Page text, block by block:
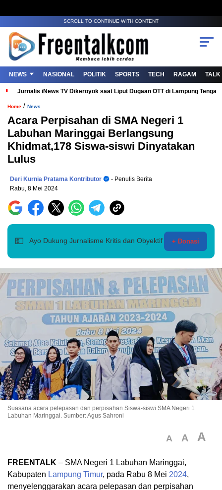
SCROLL TO CONTINUE WITH CONTENT
NEWS NASIONAL POLITIK SPORTS TECH RAGAM TALK
Jurnalis iNews TV Dikeroyok saat Liput Dugaan OTT di Lampung
Home / News
Acara Perpisahan di SMA Negeri 1
Labuhan Maringgai Berlangsung
Khidmat,178 Siswa-siswi Dinyatakan
Lulus
Deri Kurnia Pratama Kontributor
- Penulis Berita
Rabu, 8 Mei 2024
💵 Ayo Dukung Jurnalisme Kritis dan Obyektif + Donasi
Suasana acara pelepasan dan perpisahan Siswa-siswi SMA Negeri 1
Labuhan Maringgai. Sumber: Agus Sahroni
A A A
FREENTALK – SMA Negeri 1 Labuhan Maringgai,
Kabupaten Lampung Timur, pada Rabu 8 Mei 2024,
menyelenggarakan acara pelepasan dan perpisahan